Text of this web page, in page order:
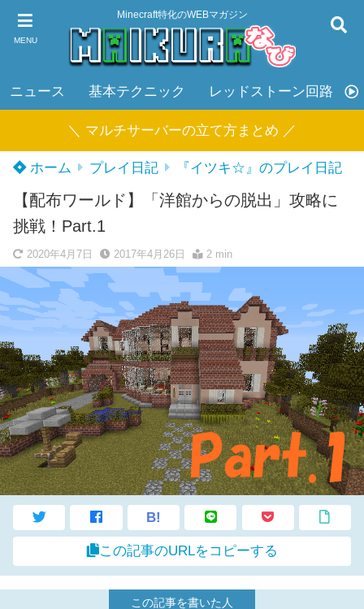
MENU
Minecraft特化のWEBマガジン
ニュース 基本テクニック レッドストーン回路
＼ マルチサーバーの立て方まとめ ／
ホーム プレイ日記 『イツキ☆』のプレイ日記
【配布ワールド】「洋館からの脱出」攻略に
挑戦！Part.1
2020年4月7日 2017年4月26日 2 min
B!
この記事のURLをコピーする